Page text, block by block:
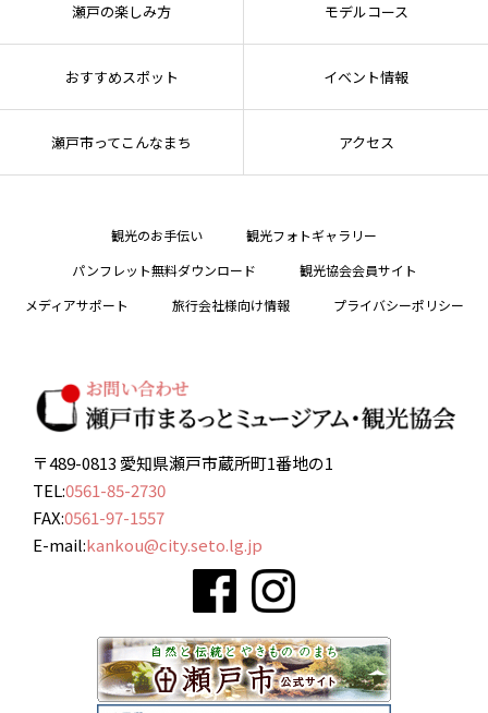
瀬戸の楽しみ方 モデルコース
おすすめスポット イベント情報
瀬戸市ってこんなまち アクセス
観光のお手伝い
観光フォトギャラリー
パンフレット無料ダウンロード
観光協会会員サイト
メディアサポート
旅行会社様向け情報 プライバシーポリシー
〒489-0813 愛知県瀬戸市蔵所町1番地の1
TEL:0561-85-2730
FAX:0561-97-1557
E-mail:kankou@city.seto.lg.jp